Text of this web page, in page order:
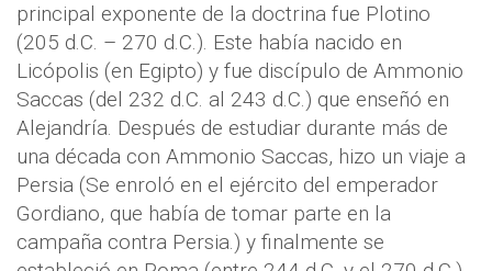
principal exponente de la doctrina fue Plotino
(205 d.C. – 270 d.C.). Este había nacido en
Licópolis (en Egipto) y fue discípulo de Ammonio
Saccas (del 232 d.C. al 243 d.C.) que enseñó en
Alejandría. Después de estudiar durante más de
una década con Ammonio Saccas, hizo un viaje a
Persia (Se enroló en el ejército del emperador
Gordiano, que había de tomar parte en la
campaña contra Persia.) y finalmente se